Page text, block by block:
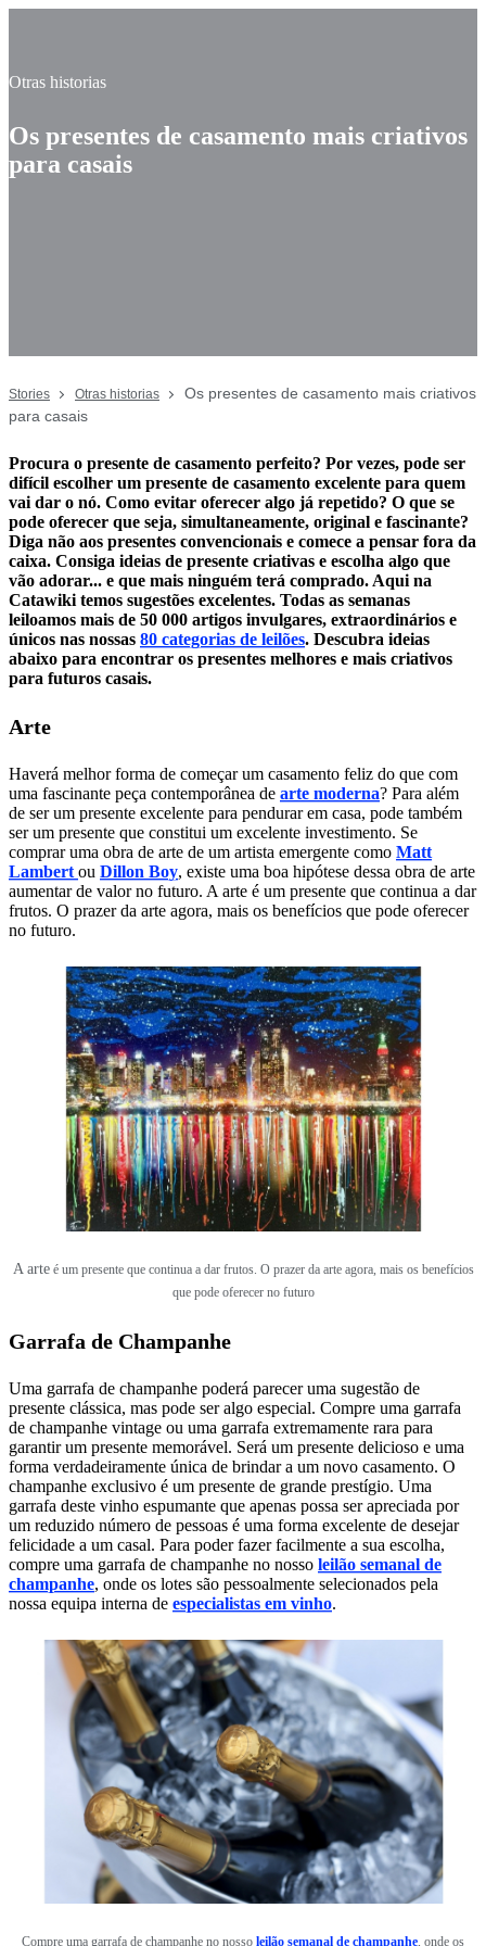
Otras historias
Os presentes de casamento mais criativos
para casais
Stories Otras historias
Os presentes de casamento mais criativos
para casais
Procura o presente de casamento perfeito? Por vezes, pode ser
difícil escolher um presente de casamento excelente para quem
vai dar o nó. Como evitar oferecer algo já repetido? O que se
pode oferecer que seja, simultaneamente, original e fascinante?
Diga não aos presentes convencionais e comece a pensar fora da
caixa. Consiga ideias de presente criativas e escolha algo que
vão adorar... e que mais ninguém terá comprado. Aqui na
Catawiki temos sugestões excelentes. Todas as semanas
leiloamos mais de 50 000 artigos invulgares, extraordinários e
únicos nas nossas 80 categorias de leilões. Descubra ideias
abaixo para encontrar os presentes melhores e mais criativos
para futuros casais.
Arte
Haverá melhor forma de começar um casamento feliz do que com
uma fascinante peça contemporânea de arte moderna? Para além
de ser um presente excelente para pendurar em casa, pode também
ser um presente que constitui um excelente investimento. Se
comprar uma obra de arte de um artista emergente como Matt
Lambert ou Dillon Boy, existe uma boa hipótese dessa obra de arte
aumentar de valor no futuro. A arte é um presente que continua a dar
frutos. O prazer da arte agora, mais os benefícios que pode oferecer
no futuro.
A arteé um presente que continua a dar frutos. O prazer da arte agora, mais os benefícios
que pode oferecer no futuro
Garrafa de Champanhe
Uma garrafa de champanhe poderá parecer uma sugestão de
presente clássica, mas pode ser algo especial. Compre uma garrafa
de champanhe vintage ou uma garrafa extremamente rara para
garantir um presente memorável. Será um presente delicioso e uma
forma verdadeiramente única de brindar a um novo casamento. O
champanhe exclusivo é um presente de grande prestígio. Uma
garrafa deste vinho espumante que apenas possa ser apreciada por
um reduzido número de pessoas é uma forma excelente de desejar
felicidade a um casal. Para poder fazer facilmente a sua escolha,
compre uma garrafa de champanhe no nosso leilão semanal de
champanhe, onde os lotes são pessoalmente selecionados pela
nossa equipa interna de especialistas em vinho.
Compre uma garrafa de champanhe no nosso leilão semanal de champanhe, onde os